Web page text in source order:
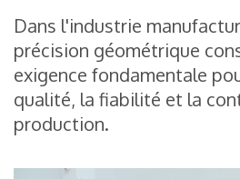
Dans l'industrie
précision géométrique
exigence fondamentale
qualité, la fiabilité et la
production.